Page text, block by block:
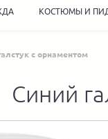
КОСТЮМЫ И
с орнаментом
Синий